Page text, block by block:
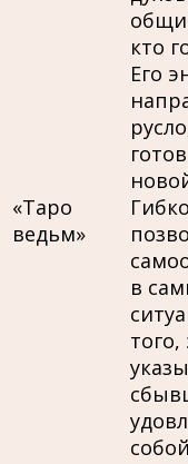
«Таро
ведьм»
кто
Его
в
того,